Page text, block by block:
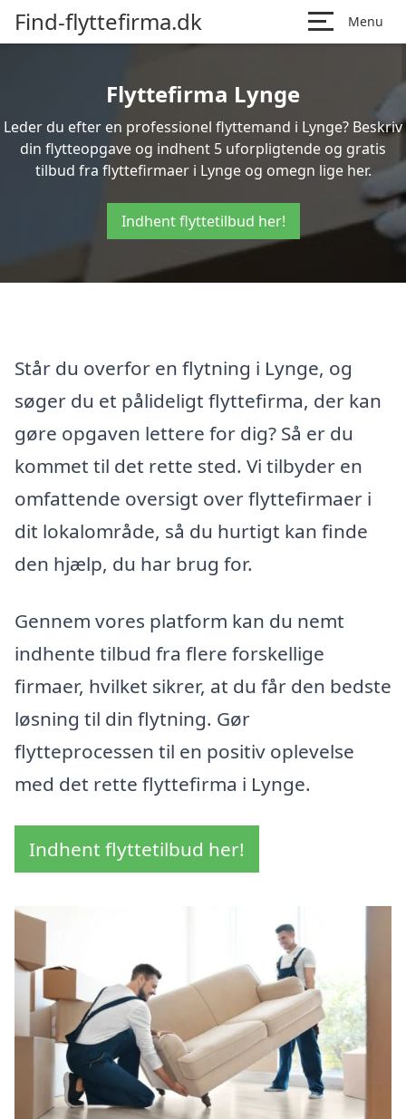
Find-flyttefirma.dk Menu
Flyttefirma Lynge
Leder du efter en professionel flyttemand i Lynge? Beskriv
din flytteopgave og indhent 5 uforpligtende og gratis
tilbud fra flyttefirmaer i Lynge og omegn lige her.
Indhent flyttetilbud her!
Står du overfor en flytning i Lynge, og
søger du et pålideligt flyttefirma, der kan
gøre opgaven lettere for dig? Så er du
kommet til det rette sted. Vi tilbyder en
omfattende oversigt over flyttefirmaer i
dit lokalområde, så du hurtigt kan finde
den hjælp, du har brug for.
Gennem vores platform kan du nemt
indhente tilbud fra flere forskellige
firmaer, hvilket sikrer, at du får den bedste
løsning til din flytning. Gør
flytteprocessen til en positiv oplevelse
med det rette flyttefirma i Lynge.
Indhent flyttetilbud her!